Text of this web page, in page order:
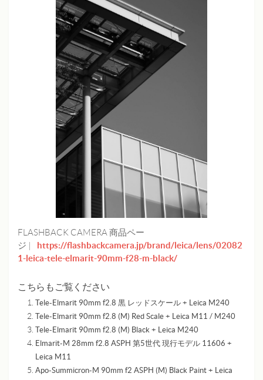
FLASHBACK CAMERA 商品ペー
ジ |
https://flashbackcamera.jp/brand/leica/lens/02082
1-leica-tele-elmarit-90mm-f28-m-black/
こちらもご覧ください
Tele-Elmarit 90mm f2.8 黒 レッドスケール + Leica M240
Tele-Elmarit 90mm f2.8 (M) Red Scale + Leica M11 / M240
Tele-Elmarit 90mm f2.8 (M) Black + Leica M240
Elmarit-M 28mm f2.8 ASPH 第5世代 現行モデル 11606 +
Leica M11
Apo-Summicron-M 90mm f2 ASPH (M) Black Paint + Leica